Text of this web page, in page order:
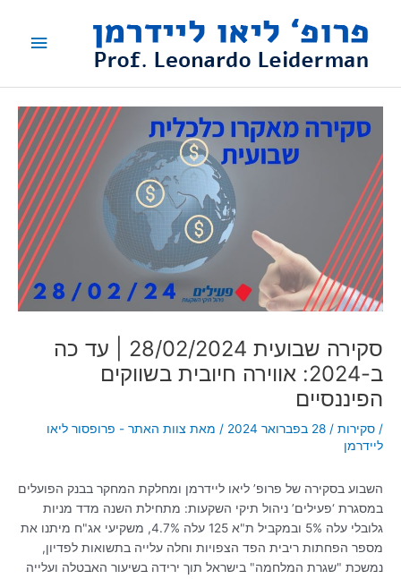
ראשי
סקירה שבועית 28/02/2024 | עד כה
ב-2024: אווירה חיובית בשווקים
הפיננסיים
/ סקירות / 28 בפברואר 2024 / מאת צוות האתר - פרופסור ליאו
ליידרמן
השבוע בסקירה של פרופ’ ליאו ליידרמן ומחלקת המחקר בבנק הפועלים
במסגרת ‘פעילים’ ניהול תיקי השקעות: מתחילת השנה מדד מניות
גלובלי עלה 5% ובמקביל ת"א 125 עלה 4.7%, משקיעי אג"ח מיתנו את
מספר הפחתות ריבית הפד הצפויות וחלה עלייה בתשואות לפדיון,
נמשכת "שגרת המלחמה" בישראל תוך ירידה בשיעור האבטלה ועלייה